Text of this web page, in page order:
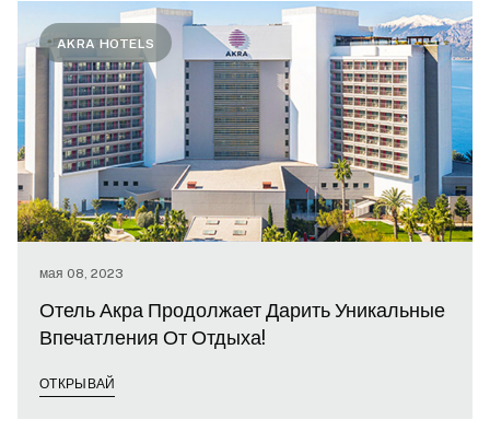
мая 08, 2023
Отель Акра Продолжает Дарить Уникальные
Впечатления От Отдыха!
ОТКРЫВАЙ
AKRA HOTELS